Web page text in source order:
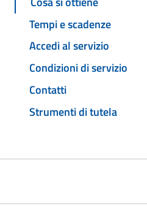
Tempi e scadenze
Accedi al servizio
Condizioni di servizio
Contatti
Strumenti di tutela